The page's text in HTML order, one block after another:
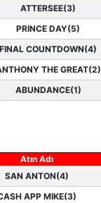
ATTERSEE(3)
PRINCE DAY(5)
FINAL COUNTDOWN(4)
THE GREAT(2)
ABUNDANCE(1)
Atın Adı
SAN ANTON(4)
APP MIKE(3)